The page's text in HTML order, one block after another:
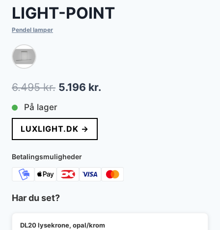
LIGHT-POINT
Pendel lamper
6.495kr. Den
pris
var:
6.495 kr..
5.196 kr.
På lager
LUXLIGHT.DK →
Betalingsmuligheder
Har du set?
DL20 lysekrone, opal/krom